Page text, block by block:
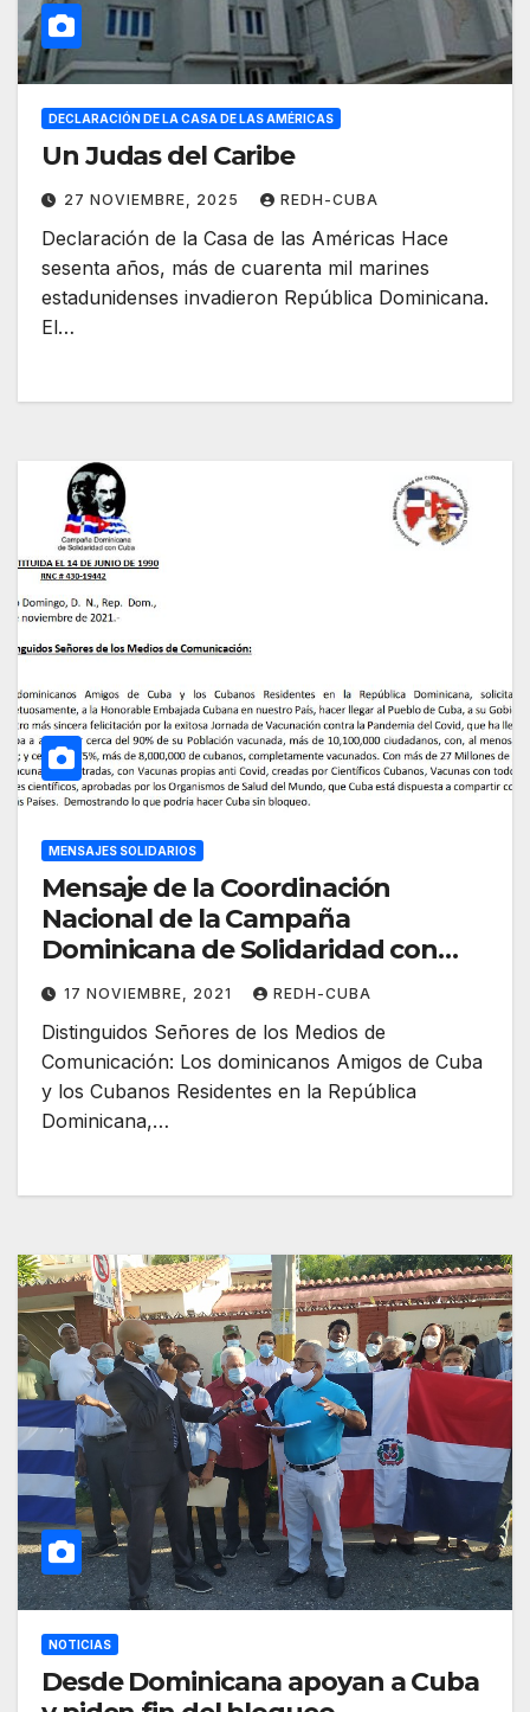
DECLARACIÓN DE LA CASA DE LAS AMÉRICAS
Un Judas del Caribe
27 NOVIEMBRE, 2025 REDH-CUBA
Declaración de la Casa de las Américas Hace
sesenta años, más de cuarenta mil marines
estadunidenses invadieron República Dominicana.
El…
MENSAJES SOLIDARIOS
Mensaje de la Coordinación
Nacional de la Campaña
Dominicana de Solidaridad con
Cuba,
17 NOVIEMBRE, 2021 REDH-CUBA
Distinguidos Señores de los Medios de
Comunicación: Los dominicanos Amigos de Cuba
y los Cubanos Residentes en la República
Dominicana,…
NOTICIAS
Desde Dominicana apoyan a Cuba